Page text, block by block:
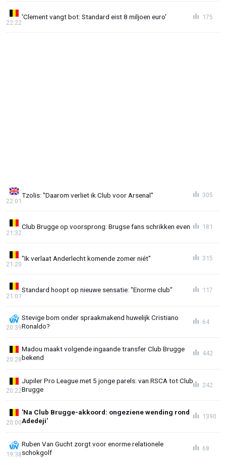
'Clement vangt bot: Standard eist 8 miljoen euro'
22:22
175
Tzolis: "Daarom verliet ik Club voor Arsenal"
22:01
305
Club Brugge op voorsprong: Brugse fans schrikken even
21:32
181
"Ik verlaat Anderlecht komende zomer niét"
21:20
315
Standard hoopt op nieuwe sensatie: "Enorme club"
21:01
117
Stevige bom onder spraakmakend huwelijk Cristiano
Ronaldo?
20:39
64
Madou maakt volgende ingaande transfer Club Brugge
bekend
20:28
442
Jupiler Pro League met 5 jonge parels: van RSCA tot Club
Brugge
20:22
242
'Na Club Brugge-akkoord: ongeziene wending rond
Adedeji'
20:00
1390
Ruben Van Gucht zorgt voor enorme relationele
schokgolf
19:38
68